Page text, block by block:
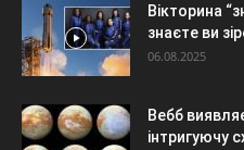
Вікторина
знаєте ви
06.08.2025
Вебб
інтригуючу